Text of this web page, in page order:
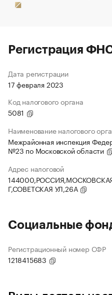
Регистрация
Дата регистрации
17 февраля 2023
Код налогового органа
5081
Наименование налогового
Межрайонная инспекция
№23 по Московской области
Адрес налоговой
Г,СОВЕТСКАЯ УЛ,26А
Социальные
Регистрационный номер СФР
1218415683